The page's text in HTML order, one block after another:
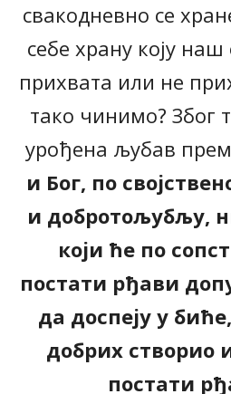
свакодневно се
себе храну коју
прихвата или не
тако чинимо? Због
урођена љубав
и Бог, по
и добротољубљу,
који ће по
постати рђави
да доспеју у
добрих створио
постати